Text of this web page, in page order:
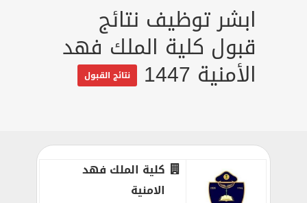
ابشر توظيف نتائج
قبول كلية الملك فهد
الأمنية 1447 نتائج القبول
كلية الملك فهد
الامنية